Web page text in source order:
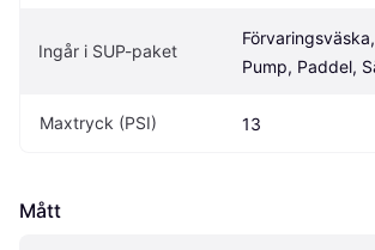
Ingår i SUP-paket
Pump, Paddel,
Maxtryck (PSI) 13
Mått